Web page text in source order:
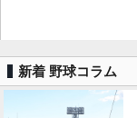
新着 野球コラム